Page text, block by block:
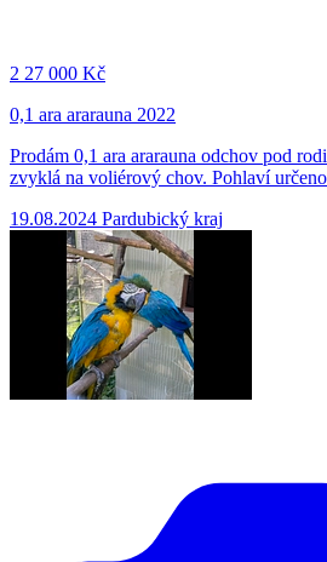
2 27 000 Kč
0,1 ara ararauna 2022
Prodám 0,1 ara ararauna odchov pod
zvyklá na voliérový chov. Pohlaví
19.08.2024 Pardubický kraj